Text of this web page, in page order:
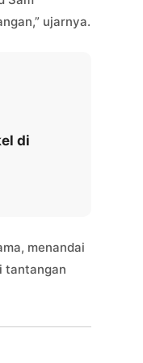
ujarnya.
di
menandai
tantangan